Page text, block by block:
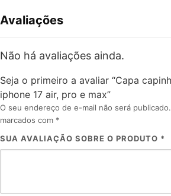
Avaliações
Não há avaliações ainda.
Seja o primeiro a avaliar “Capa
iphone 17 air, pro e max”
O seu endereço de e-mail não será publicado.
marcados com *
SUA AVALIAÇÃO SOBRE O PRODUTO *